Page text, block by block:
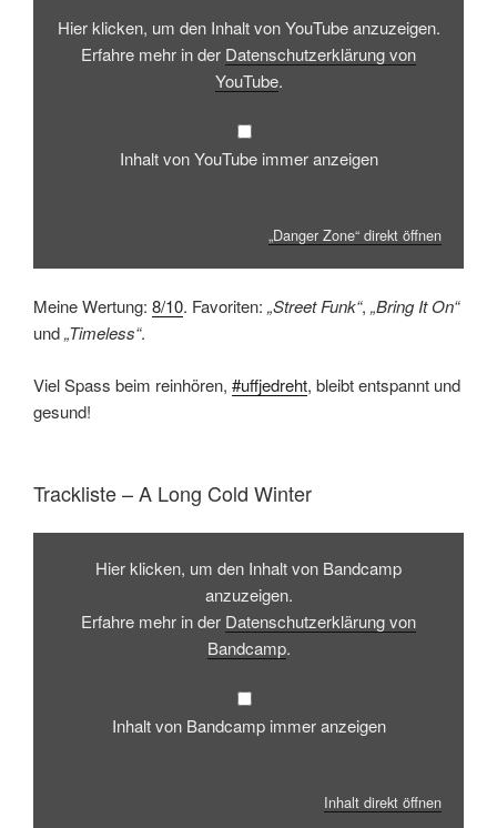
Hier klicken, um den Inhalt von YouTube anzuzeigen.
Erfahre mehr in der Datenschutzerklärung von
YouTube.
Inhalt von YouTube immer anzeigen
„Danger Zone“ direkt öffnen
Meine Wertung: 8/10. Favoriten: „Street Funk“, „Bring It On“
und„Timeless“.
Viel Spass beim reinhören, #uffjedreht, bleibt entspannt und
gesund!
Trackliste – A Long Cold Winter
Inhalt
BandcampHier klicken, um den Inhalt von Bandcamp
anzuzeigen.
Erfahre mehr in der Datenschutzerklärung von
Bandcamp.
Inhalt von Bandcamp immer anzeigen
Inhalt direkt öffnen